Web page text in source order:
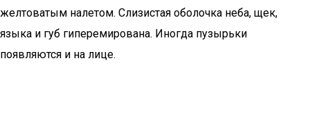
желтоватым налетом. Слизистая оболочка неба, щек,
языка и губ гиперемирована. Иногда пузырьки
появляются и на лице.